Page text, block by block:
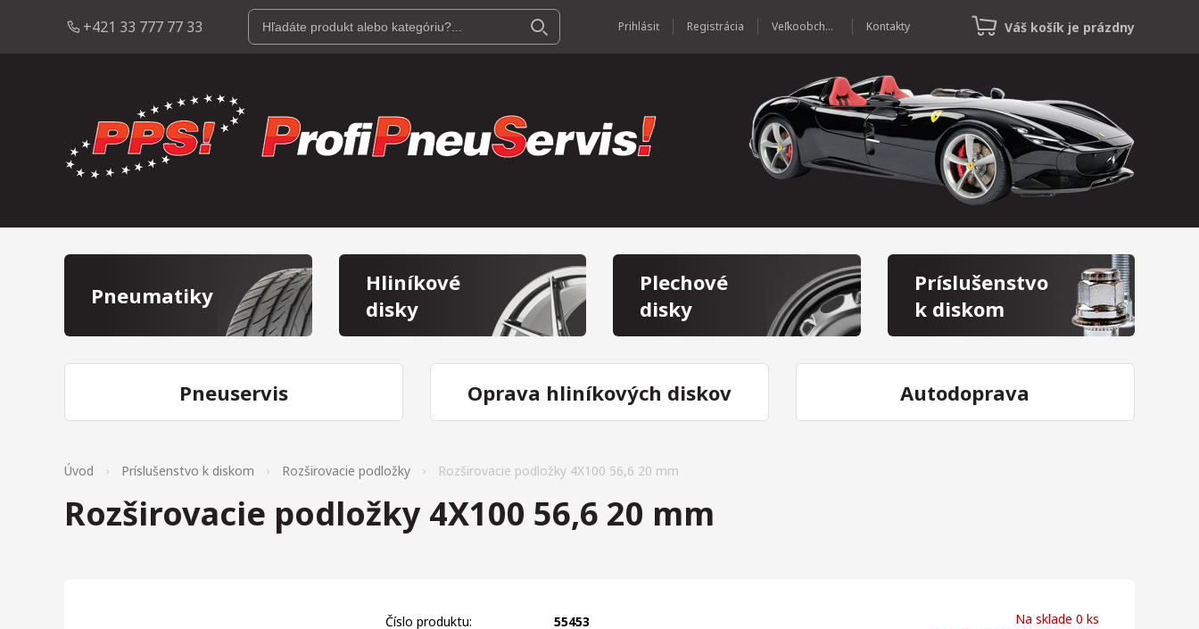
+421 33 777 77 33 Prihlásiť Registrácia Veľkoobchod Kontakty Váš košík je prázdny
Pneumatiky
Hliníkové
disky
Plechové
disky
Príslušenstvo
k diskom
Pneuservis Oprava hliníkových diskov Autodoprava
Úvod Príslušenstvo k diskom Rozširovacie podložky Rozširovacie podložky 4X100 56,6 20 mm
Rozširovacie podložky 4X100 56,6 20 mm
Na sklade 0 ks
Číslo produktu:
55453